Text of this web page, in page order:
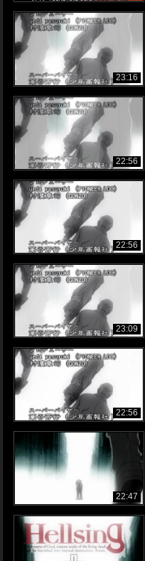
23:16
22:56
22:56
23:09
22:56
22:47